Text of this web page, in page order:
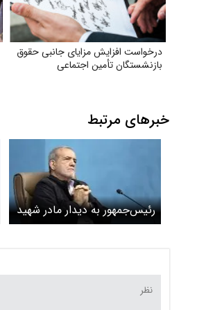
درخواست افزایش مزایای جانبی حقوق
بازنشستگان تأمین اجتماعی
خبرهای مرتبط
رئیس‌جمهور به دیدار مادر شهید
رئیسی رفت+ویدئو